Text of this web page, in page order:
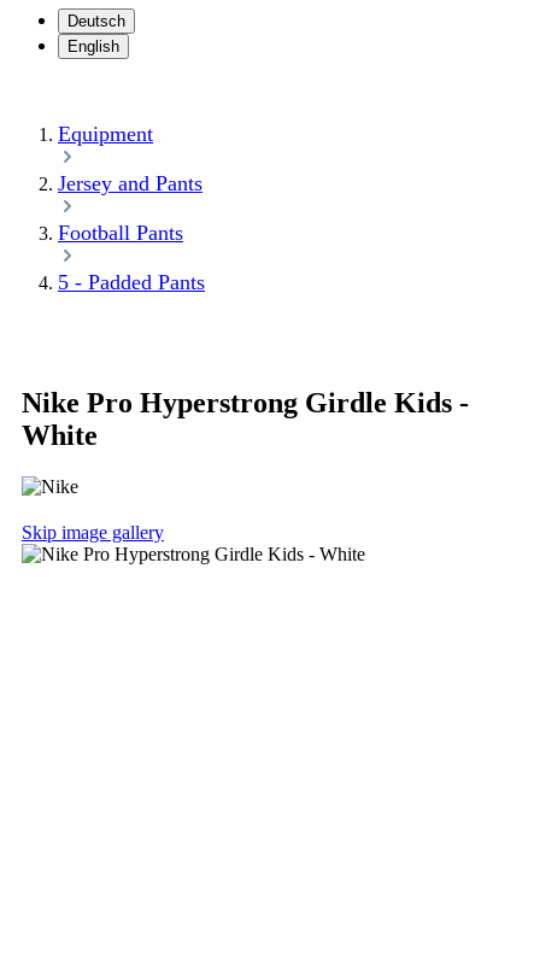
Deutsch
English
Equipment
Jersey and Pants
Football Pants
5 - Padded Pants
Nike Pro Hyperstrong Girdle Kids -
White
Skip image gallery